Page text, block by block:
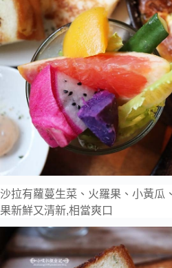
沙拉有蘿蔓生菜、火羅果、小黃瓜
果新鮮又清新,相當爽口